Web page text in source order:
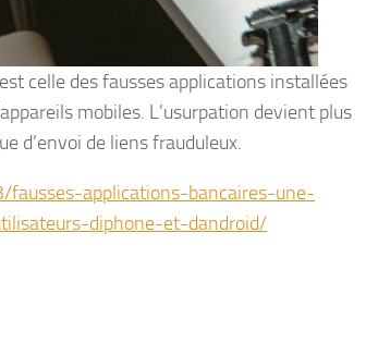
celle des fausses applications installées
mobiles. L’usurpation devient plus
d’envoi de liens frauduleux.
applications-bancaires-une-
diphone-et-dandroid/